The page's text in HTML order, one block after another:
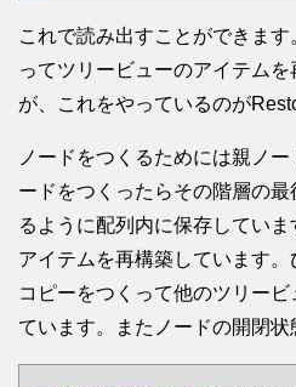
これで読み出すことができま
ってツリービューのアイテム
が、これをやっているのが
ノードをつくるためには親ノ
ードをつくったらその階層の
るように配列内に保存してい
アイテムを再構築しています
コピーをつくって他のツリー
ています。またノードの開閉状